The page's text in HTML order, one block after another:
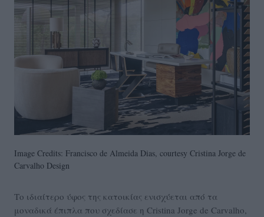
Image Credits: Francisco de Almeida Dias, courtesy Cristina Jorge de
Carvalho Design
Το ιδιαίτερο ύφος της κατοικίας ενισχύεται από τα
μοναδικά έπιπλα που σχεδίασε η Cristina Jorge de Carvalho,